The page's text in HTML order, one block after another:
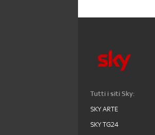
Tutti i siti Sky:
SKY ARTE
SKY TG24